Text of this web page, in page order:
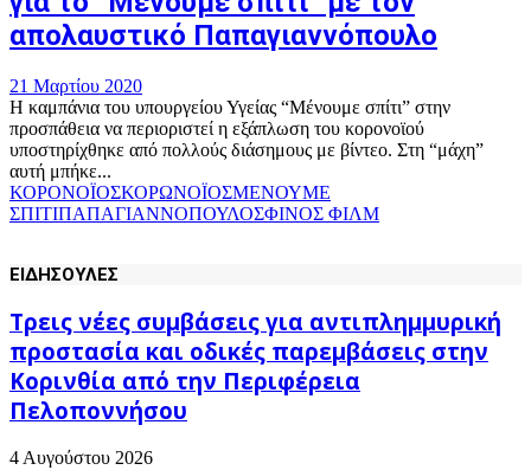
απολαυστικό Παπαγιαννόπουλο
21 Μαρτίου 2020
Η καμπάνια του υπουργείου Υγείας “Μένουμε σπίτι” στην
προσπάθεια να περιοριστεί η εξάπλωση του κορονοϊού
υποστηρίχθηκε από πολλούς διάσημους με βίντεο. Στη “μάχη”
αυτή μπήκε...
ΚΟΡΟΝΟΪΟΣΚΟΡΩΝΟΪΟΣΜΕΝΟΥΜΕ
ΣΠΙΤΙΠΑΠΑΓΙΑΝΝΟΠΟΥΛΟΣΦΙΝΟΣ ΦΙΛΜ
ΕΙΔΗΣΟΥΛΕΣ
Τρεις νέες συμβάσεις για αντιπλημμυρική
προστασία και οδικές παρεμβάσεις στην
Κορινθία από την Περιφέρεια
Πελοποννήσου
4 Αυγούστου 2026